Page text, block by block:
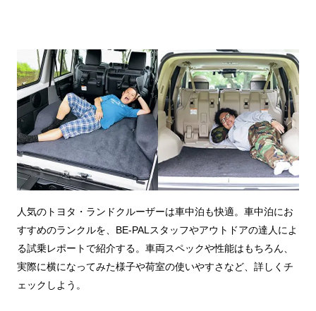
人気のトヨタ・ランドクルーザーは車中泊も快適。車中泊にお
すすめのランクルを、BE-PALスタッフやアウトドアの達人によ
る試乗レポートで紹介する。車両スペックや性能はもちろん、
実際に横になってみた様子や荷室の使いやすさなど、詳しくチ
ェックしよう。